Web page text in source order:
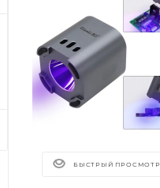
БЫСТРЫЙ ПРОСМОТР